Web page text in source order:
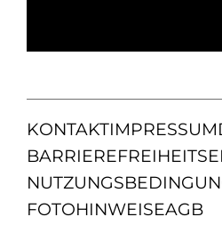
KONTAKTIMPRESSUM
FOTOHINWEISEAGB